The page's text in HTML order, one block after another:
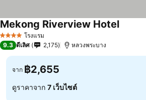
4 ดาว โรงแรม
Mekong Riverview Hotel
9.3 ดีเลิศ 2,175 หลวงพระบาง
จาก ฿2,655
ดูราคาจาก 7 เว็บไซต์